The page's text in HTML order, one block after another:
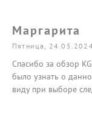
Маргарита
Пятница,
Спасибо за обзор
было узнать о
виду при выборе